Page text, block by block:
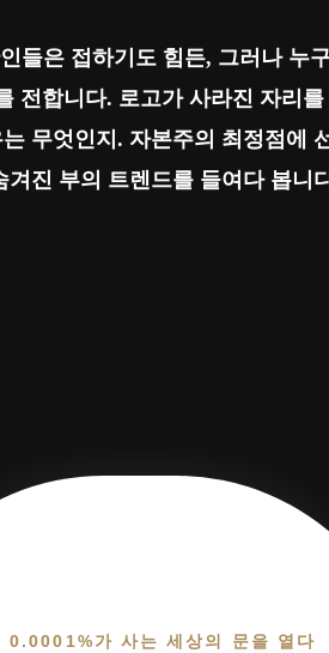
들은 접하기도 힘든, 그러나 누
전합니다. 로고가 사라진 자리
무엇인지. 자본주의 최정점에
겨진 부의 트렌드를 들여다 봅니
0.0001%가 사는 세상의 문을 열다